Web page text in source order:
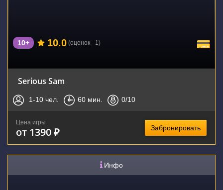
10+ 10.0 (оценок - 1)
Serious Sam
1-10 чел. 60 мин. 0/10
Цена игры
от 1390 ₽ Забронировать
Инфо